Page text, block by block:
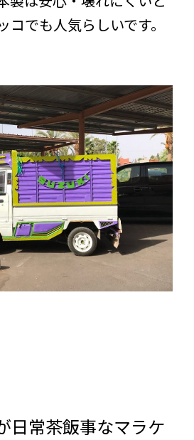
コでも人気らしいです。
日常茶飯事なマラケ